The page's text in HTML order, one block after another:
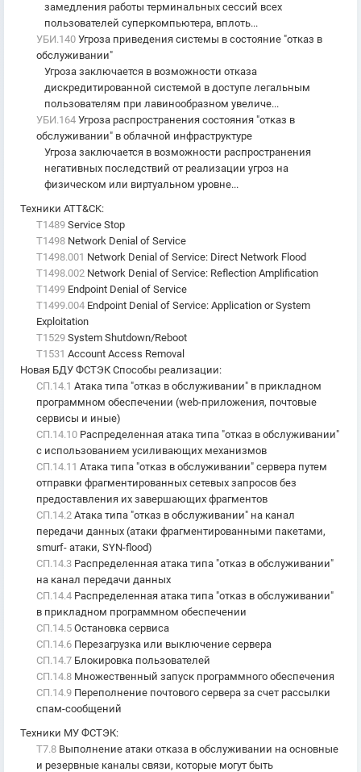
замедления работы терминальных сессий всех
пользователей суперкомпьютера, вплоть...
УБИ.140 Угроза приведения системы в состояние "отказ в
обслуживании"
Угроза заключается в возможности отказа
дискредитированной системой в доступе легальным
пользователям при лавинообразном увеличе...
УБИ.164 Угроза распространения состояния "отказ в
обслуживании" в облачной инфраструктуре
Угроза заключается в возможности распространения
негативных последствий от реализации угроз на
физическом или виртуальном уровне...
Техники ATT&CK:
T1489 Service Stop
T1498 Network Denial of Service
T1498.001 Network Denial of Service: Direct Network Flood
T1498.002 Network Denial of Service: Reflection Amplification
T1499 Endpoint Denial of Service
T1499.004 Endpoint Denial of Service: Application or System
Exploitation
T1529 System Shutdown/Reboot
T1531 Account Access Removal
Новая БДУ ФСТЭК Способы реализации:
СП.14.1 Атака типа "отказ в обслуживании" в прикладном
программном обеспечении (web-приложения, почтовые
сервисы и иные)
СП.14.10 Распределенная атака типа "отказ в обслуживании"
с использованием усиливающих механизмов
СП.14.11 Атака типа "отказ в обслуживании" сервера путем
отправки фрагментированных сетевых запросов без
предоставления их завершающих фрагментов
СП.14.2 Атака типа "отказ в обслуживании" на канал
передачи данных (атаки фрагментированными пакетами,
smurf- атаки, SYN-flood)
СП.14.3 Распределенная атака типа "отказ в обслуживании"
на канал передачи данных
СП.14.4 Распределенная атака типа "отказ в обслуживании"
в прикладном программном обеспечении
СП.14.5 Остановка сервиса
СП.14.6 Перезагрузка или выключение сервера
СП.14.7 Блокировка пользователей
СП.14.8 Множественный запуск программного обеспечения
СП.14.9 Переполнение почтового сервера за счет рассылки
спам-сообщений
Техники МУ ФСТЭК:
T7.8 Выполнение атаки отказа в обслуживании на основные
и резервные каналы связи, которые могут быть